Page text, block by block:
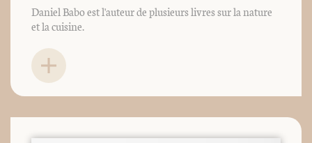
Daniel Babo est l'auteur de plusieurs livres sur la nature
et la cuisine.